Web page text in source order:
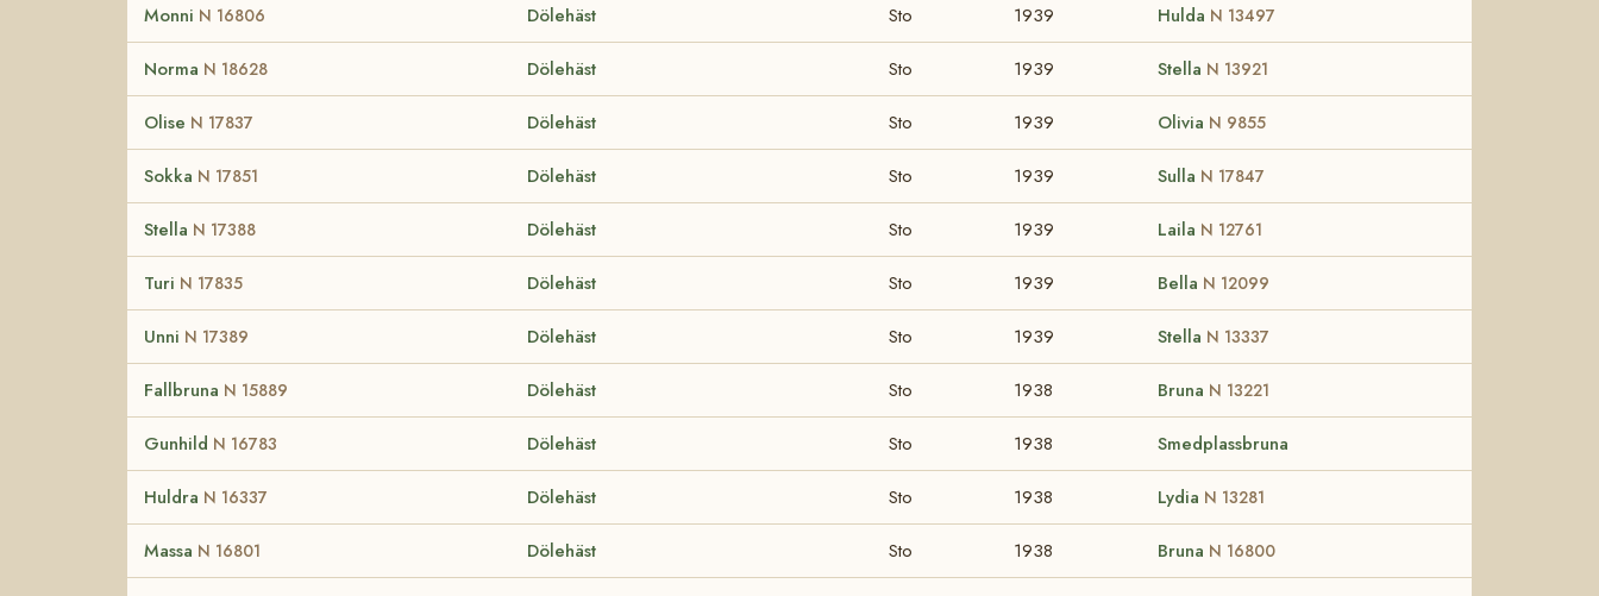
Monni N 16806 Dölehäst Sto 1939 Hulda N 13497
Norma N 18628 Dölehäst Sto 1939 Stella N 13921
Olise N 17837 Dölehäst Sto 1939 Olivia N 9855
Sokka N 17851 Dölehäst Sto 1939 Sulla N 17847
Stella N 17388 Dölehäst Sto 1939 Laila N 12761
Turi N 17835 Dölehäst Sto 1939 Bella N 12099
Unni N 17389 Dölehäst Sto 1939 Stella N 13337
Fallbruna N 15889 Dölehäst Sto 1938 Bruna N 13221
Gunhild N 16783 Dölehäst Sto 1938 Smedplassbruna
Huldra N 16337 Dölehäst Sto 1938 Lydia N 13281
Massa N 16801 Dölehäst Sto 1938 Bruna N 16800